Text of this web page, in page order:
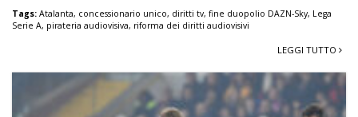
Tags: Atalanta, concessionario unico, diritti tv, fine duopolio DAZN-Sky, Lega
Serie A, pirateria audiovisiva, riforma dei diritti audiovisivi
LEGGI TUTTO